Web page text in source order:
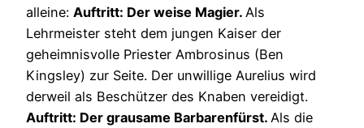
alleine: Auftritt: Der weise Magier. Als
Lehrmeister steht dem jungen Kaiser der
geheimnisvolle Priester Ambrosinus (Ben
Kingsley) zur Seite. Der unwillige Aurelius wird
derweil als Beschützer des Knaben vereidigt.
Auftritt: Der grausame Barbarenfürst. Als die